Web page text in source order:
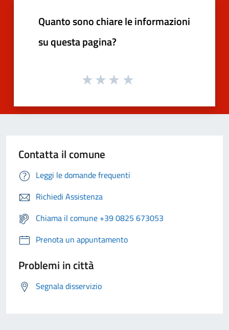
Quanto sono chiare le informazioni
su questa pagina?
Contatta il comune
Leggi le domande frequenti
Richiedi Assistenza
Chiama il comune +39 0825 673053
Prenota un appuntamento
Problemi in città
Segnala disservizio